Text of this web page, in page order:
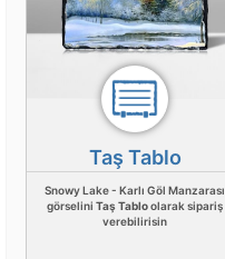
Taş Tablo
Snowy Lake - Karlı Göl Manzarası
görselini Taş Tabloolarak sipariş
verebilirisin